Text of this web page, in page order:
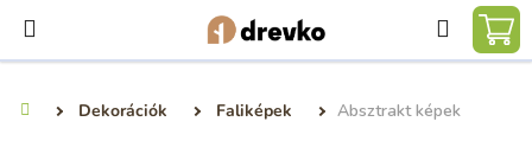
fő
Dekorációk Faliképek Absztrakt képek